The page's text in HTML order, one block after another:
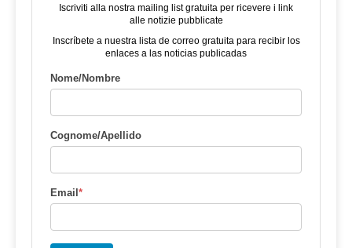
Iscriviti alla nostra mailing list gratuita per ricevere i link
alle notizie pubblicate
Inscríbete a nuestra lista de correo gratuita para recibir los
enlaces a las noticias publicadas
Nome/Nombre
Cognome/Apellido
Email*